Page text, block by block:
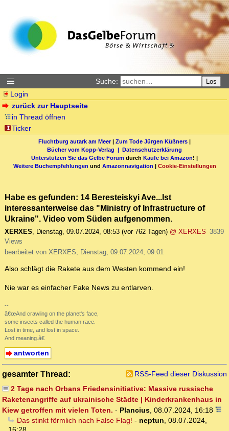
Suche: Los
Login
zurück zur Hauptseite
in Thread öffnen
Ticker
Fluchtburg autark am Meer| Zum Tode Jürgen Küßners |
Bücher vom Kopp-Verlag | Datenschutzerklärung
Unterstützen Sie das Gelbe Forum durch Käufe bei Amazon! |
Weitere Buchempfehlungen und Amazonnavigation | Cookie-Einstellungen
Habe es gefunden: 14 Beresteiskyi Ave...Ist
interessanterweise das "Ministry of Infrastructure of
Ukraine". Video vom Süden aufgenommen.
XERXES, Dienstag, 09.07.2024, 08:53 (vor 762 Tagen) @ XERXES 3839
Views
bearbeitet von XERXES, Dienstag, 09.07.2024, 09:01
Also schlägt die Rakete aus dem Westen kommend ein!
Nie war es einfacher Fake News zu entlarven.
--
â€œAnd crawling on the planet's face,
some insects called the human race.
Lost in time, and lost in space.
And meaning.â€
antworten
gesamter Thread:
RSS-Feed dieser Diskussion
2 Tage nach Orbans Friedensinitiative: Massive russische
Raketenangriffe auf ukrainische Städte | Kinderkrankenhaus in
Kiew getroffen mit vielen Toten. - Plancius, 08.07.2024, 16:18
Das stinkt förmlich nach False Flag! - neptun, 08.07.2024,